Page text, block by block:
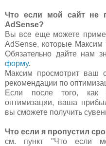
Что если мой сайт не
AdSense?
Вы все еще можете
AdSense, которые Максим
Обязательно дайте нам
форму.
Максим просмотрит ваш
рекомендации по
Если после того, как
оптимизации, ваша
вы сможете получить
Что если я пропустил
см. пункт "Что если